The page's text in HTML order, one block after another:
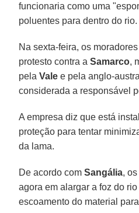
funcionaria como uma
poluentes para dentro do rio.
Na sexta-feira, os
protesto contra aSamarco,
pelaVale e pela anglo-
considerada a responsável
A empresa diz que está
proteção para tentar
da lama.
De acordo comSangália,
agora em alargar a foz do
escoamento do material